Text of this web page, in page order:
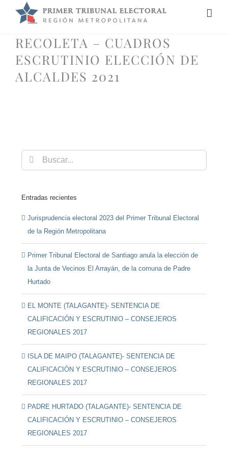
RECOLETA – CUADROS
ESCRUTINIO ELECCIÓN DE
ALCALDES 2021
Buscar:
Entradas recientes
Jurisprudencia electoral 2023 del Primer Tribunal Electoral
de la Región Metropolitana
Primer Tribunal Electoral de Santiago anula la elección de
la Junta de Vecinos El Arrayán, de la comuna de Padre
Hurtado
EL MONTE (TALAGANTE)- SENTENCIA DE
CALIFICACIÓN Y ESCRUTINIO – CONSEJEROS
REGIONALES 2017
ISLA DE MAIPO (TALAGANTE)- SENTENCIA DE
CALIFICACIÓN Y ESCRUTINIO – CONSEJEROS
REGIONALES 2017
PADRE HURTADO (TALAGANTE)- SENTENCIA DE
CALIFICACIÓN Y ESCRUTINIO – CONSEJEROS
REGIONALES 2017